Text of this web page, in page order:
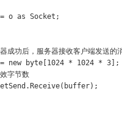
Socket;
器接收客户端发送的
* 1024 * 3];
数